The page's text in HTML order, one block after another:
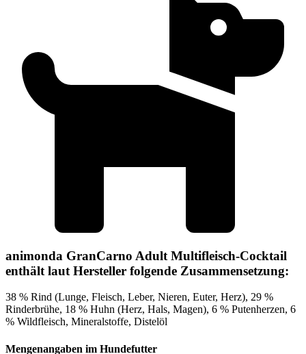
animonda GranCarno Adult Multifleisch-Cocktail
enthält laut Hersteller folgende Zusammensetzung:
38 % Rind (Lunge, Fleisch, Leber, Nieren, Euter, Herz), 29 %
Rinderbrühe, 18 % Huhn (Herz, Hals, Magen), 6 % Putenherzen, 6
% Wildfleisch, Mineralstoffe, Distelöl
Mengenangaben im Hundefutter